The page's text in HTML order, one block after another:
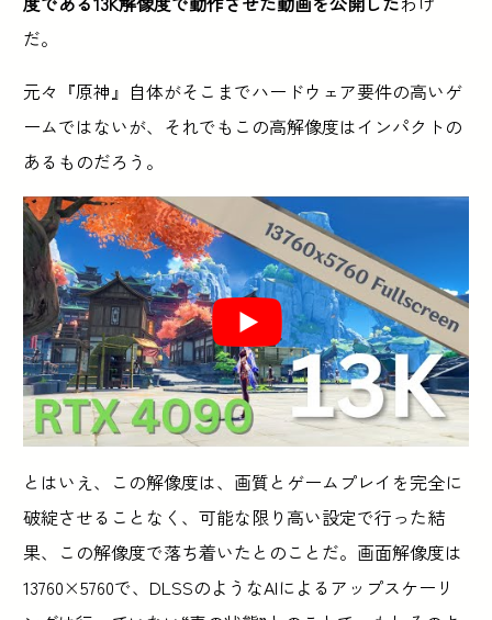
だ。
元々『原神』自体がそこまでハードウェア要件の高いゲ
ームではないが、それでもこの高解像度はインパクトの
あるものだろう。
とはいえ、この解像度は、画質とゲームプレイを完全に
破綻させることなく、可能な限り高い設定で行った結
果、この解像度で落ち着いたとのことだ。画面解像度は
13760×5760で、DLSSのようなAIによるアップスケーリ